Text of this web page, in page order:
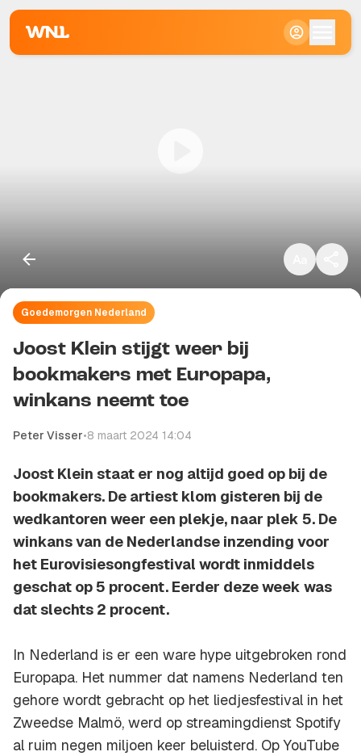
Goedemorgen Nederland
Joost Klein stijgt weer bij
bookmakers met Europapa,
winkans neemt toe
Peter Visser•8 maart 2024 14:04
Joost Klein staat er nog altijd goed op bij de
bookmakers. De artiest klom gisteren bij de
wedkantoren weer een plekje, naar plek 5. De
winkans van de Nederlandse inzending voor
het Eurovisiesongfestival wordt inmiddels
geschat op 5 procent. Eerder deze week was
dat slechts 2 procent.
In Nederland is er een ware hype uitgebroken rond
Europapa. Het nummer dat namens Nederland ten
gehore wordt gebracht op het liedjesfestival in het
Zweedse Malmö, werd op streamingdienst Spotify
al ruim negen miljoen keer beluisterd. Op YouTube